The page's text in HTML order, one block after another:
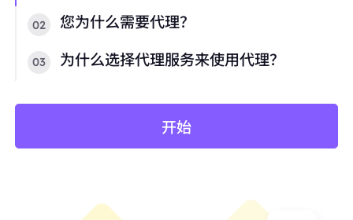
02 您为什么需要代理？
03 为什么选择代理服务来使用代理？
开始